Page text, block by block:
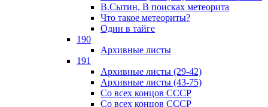
В.Сытин, В поисках метеорита
Что такое метеориты?
Один в тайге
190
Архивные листы
191
Архивные листы (29-42)
Архивные листы (43-75)
Со всех концов СССР
Со всех концов СССР